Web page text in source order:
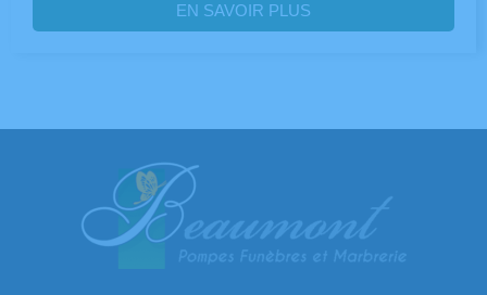
EN SAVOIR PLUS